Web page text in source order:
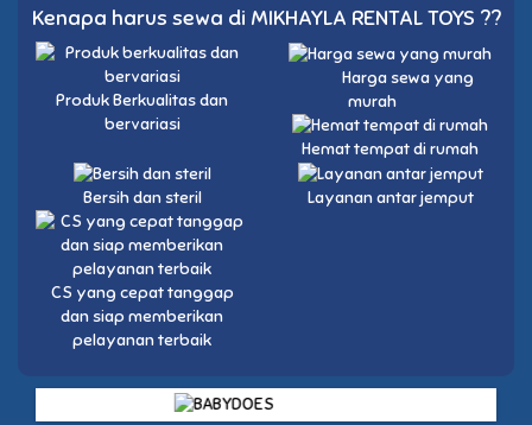
Kenapa harus sewa di MIKHAYLA RENTAL TOYS ??
Produk Berkualitas dan
bervariasi
Harga sewa yang
murah
Hemat tempat di rumah
Bersih dan steril Layanan antar jemput
CS yang cepat tanggap
dan siap memberikan
pelayanan terbaik